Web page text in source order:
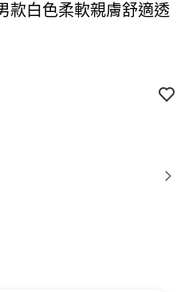
款白色柔軟親膚舒適透